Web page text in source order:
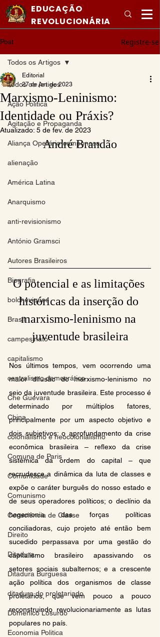
EDUCAÇÃO
REVOLUCIONÁRIA
Post Registre-se
Todos os Artigos
Ação Politica
Agitação e Propaganda
Aliança Operário-camponesa
alienação
América Latina
Anarquismo
anti-revisionismo
António Gramsci
Autores Brasileiros
Biografia
bolcheviques
Brasil
campesinato
capitalismo
centralismo democrático
Che Guevara
China
colonialismo e neocolonialismo
Comuna de Paris
Comunidade
Comunismo
Consciência de Classe
Direito
Ditadura
Ditadura Burguesa
ditadura do proletariado
Domenico Losurdo
Economia Politica
Todos os Artigos
Marxismo-Leninismo:
Identidade ou Práxis?
Editorial
27 de jan. de 2023
Atualizado: 5 de fev. de 2023
André Brandão
O potencial e as limitações
históricas da inserção do
marxismo-leninismo na
juventude brasileira
Nos últimos tempos, vem ocorrendo uma
maior difusão do marxismo-leninismo no
seio da juventude brasileira. Este processo é
determinado por múltiplos fatores,
principalmente por um aspecto objetivo e
dois subjetivos: o aprofundamento da crise
econômica brasileira – reflexo da crise
sistêmica da ordem do capital – que
recrudesce a dinâmica da luta de classes e
expõe o caráter burguês do nosso estado e
de seus operadores políticos; o declínio da
hegemonia das forças políticas
conciliadoras, cujo projeto até então bem
sucedido perpassava por uma gestão do
capitalismo brasileiro apassivando os
setores sociais subalternos; e a crescente
ação política dos organismos de classe
proletários, que vem pouco a pouco
reconstruindo revolucionariamente as lutas
populares no país.